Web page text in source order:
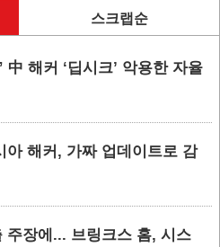
스크랩순
해커 ‘딥시크’ 악용한 자율
아 해커, 가짜 업데이트로 감
주장에... 브링크스 홈, 시스